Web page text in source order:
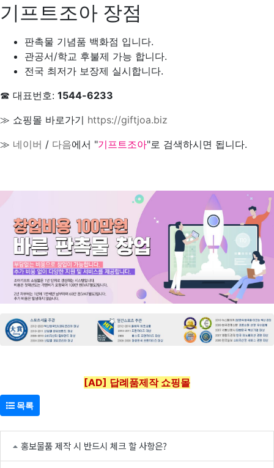
기프트조아 장점
판촉물 기념품 백화점 입니다.
관공서/학교 후불제 가능 합니다.
전국 최저가 보장제 실시합니다.
☎ 대표번호: 1544-6233
≫ 쇼핑몰 바로가기 https://giftjoa.biz
≫ 네이버 / 다음에서 "기프트조아"로 검색하시면 됩니다.
[AD] 답례품제작 쇼핑몰
목록
홍보물품 제작 시 반드시 체크 할 사항은?